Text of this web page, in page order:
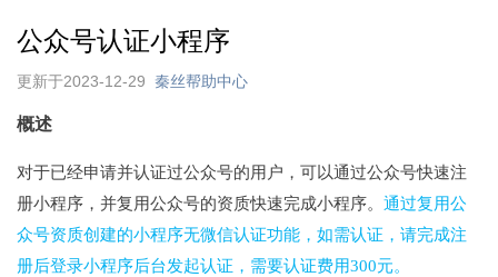
公众号认证小程序
更新于2023-12-29 秦丝帮助中心
概述
对于已经申请并认证过公众号的用户，可以通过公众号快速注
册小程序，并复用公众号的资质快速完成小程序。 通过复用公
众号资质创建的小程序无微信认证功能，如需认证，请完成注
册后登录小程序后台发起认证，需要认证费用300元。